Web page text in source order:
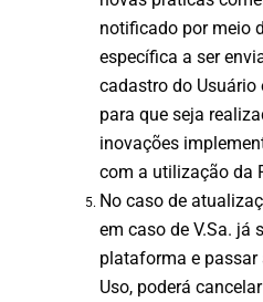
notificado por meio
específica a ser
cadastro do
para que seja
inovações
com a utilização da
No caso de
em caso de V.Sa. já
plataforma e passar
Uso, poderá